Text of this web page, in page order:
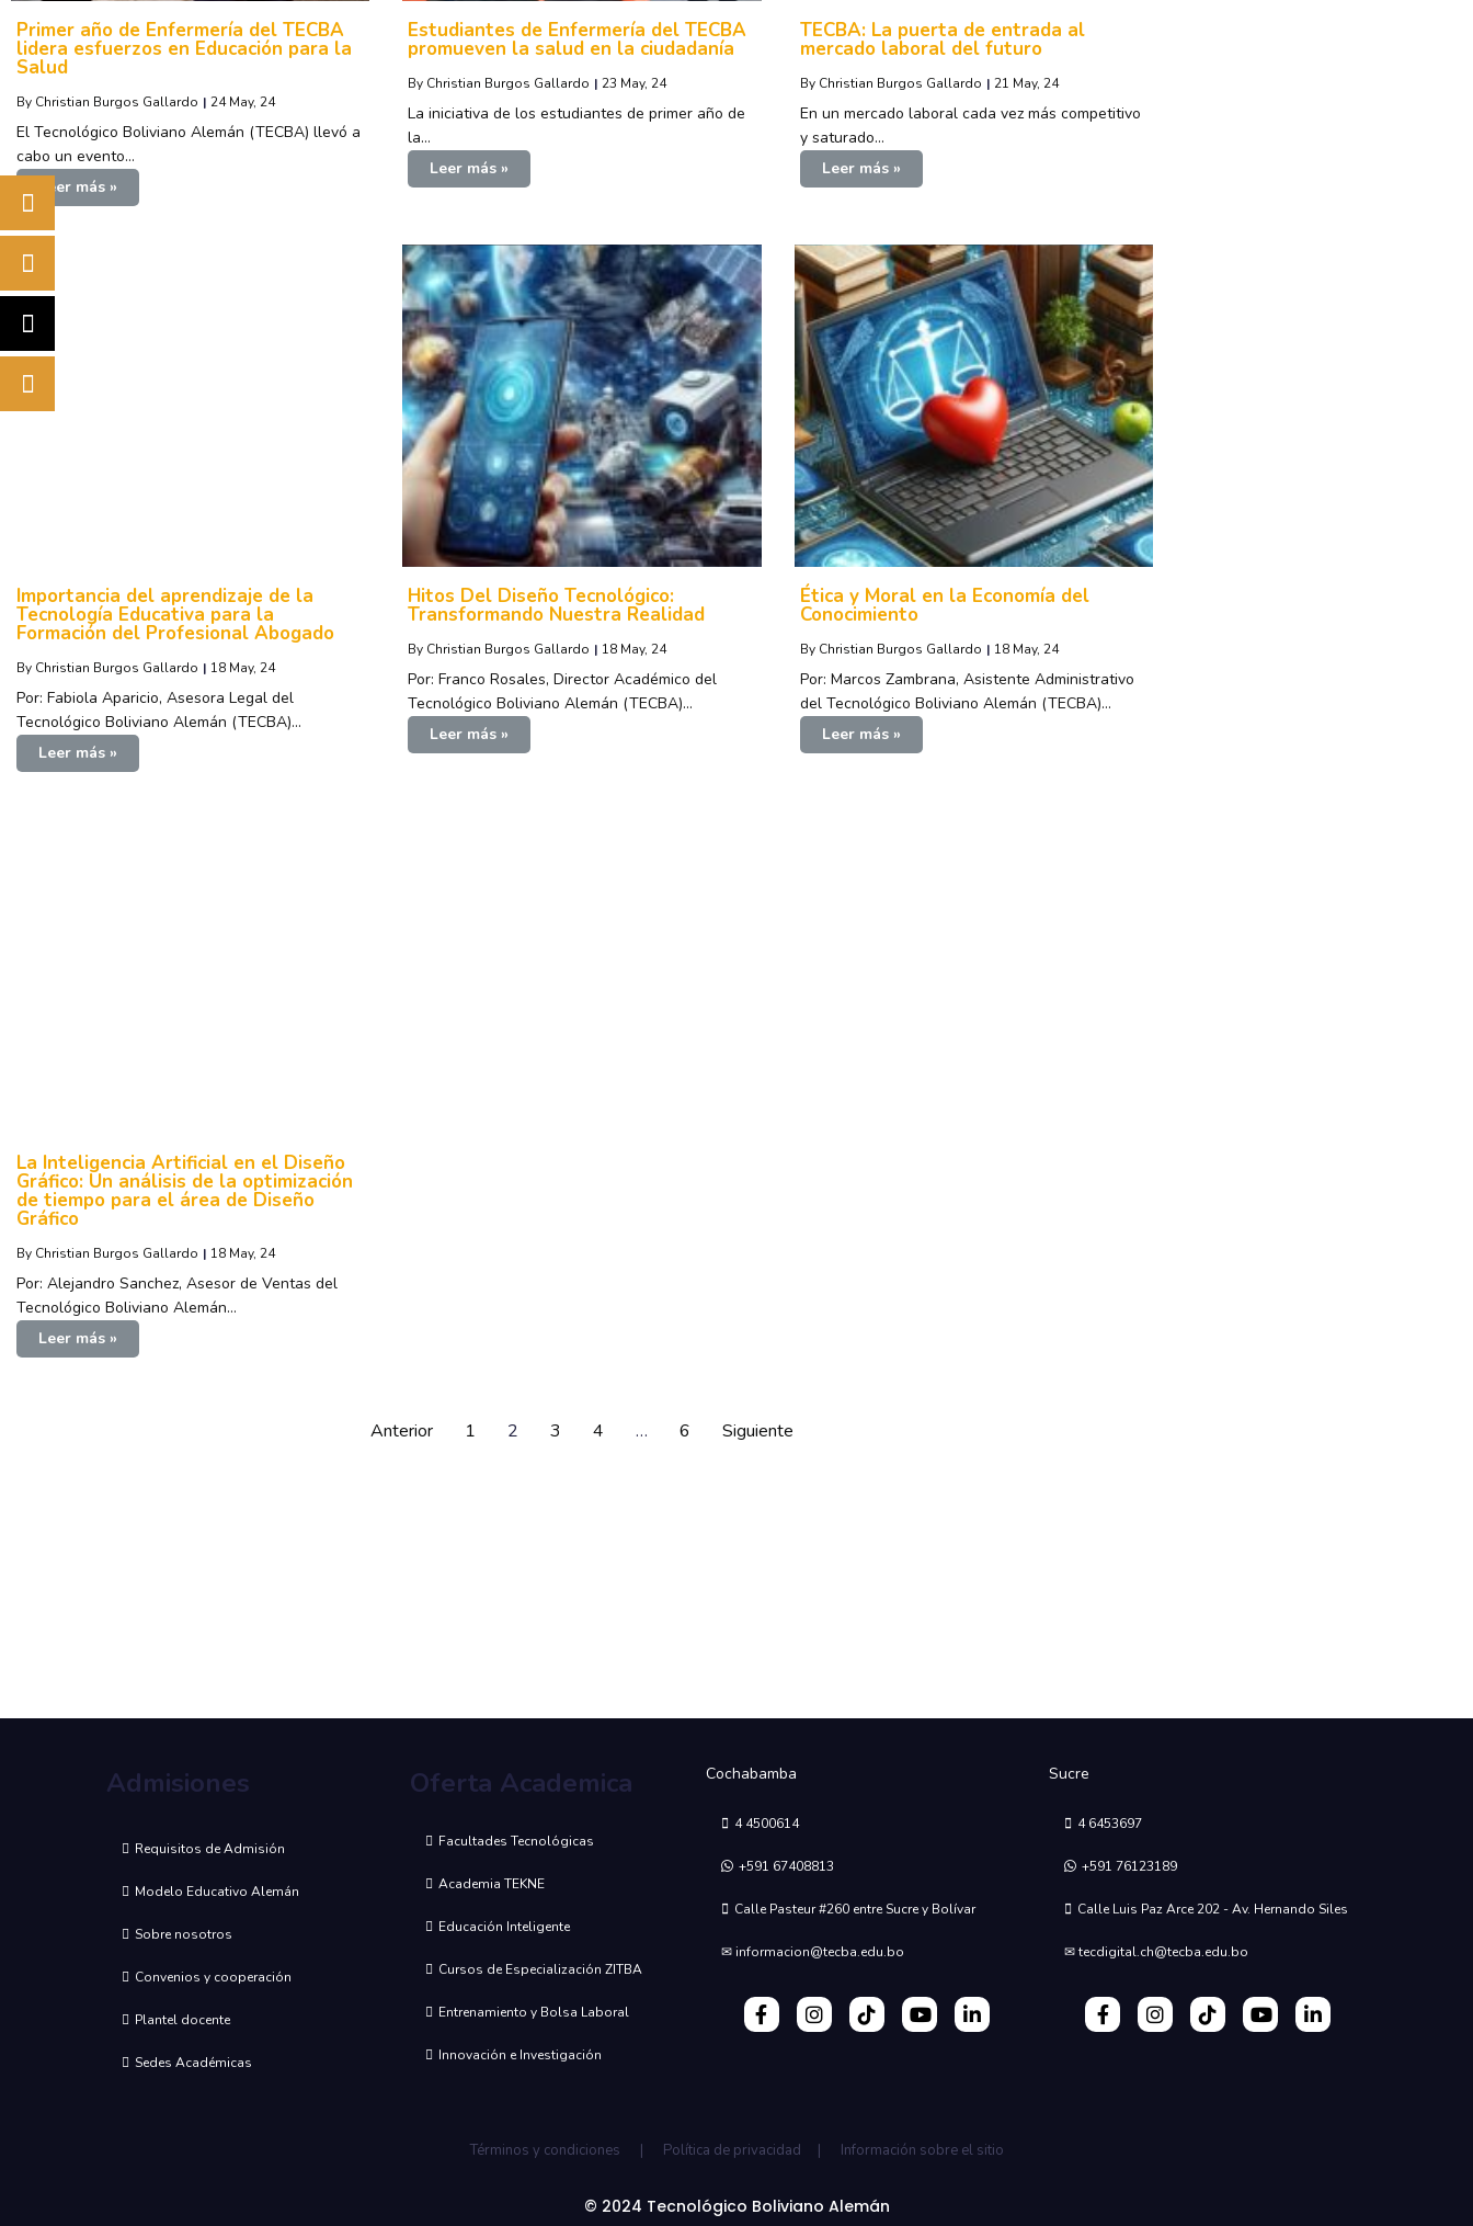
Primer año de Enfermería del TECBA
lidera esfuerzos en Educación para la
Salud
By Christian Burgos Gallardo | 24 May, 24
El Tecnológico Boliviano Alemán (TECBA) llevó a
cabo un evento…
Leer más »
Estudiantes de Enfermería del TECBA
promueven la salud en la ciudadanía
By Christian Burgos Gallardo | 23 May, 24
La iniciativa de los estudiantes de primer año de
la…
Leer más »
TECBA: La puerta de entrada al
mercado laboral del futuro
By Christian Burgos Gallardo | 21 May, 24
En un mercado laboral cada vez más competitivo
y saturado…
Leer más »
Importancia del aprendizaje de la
Tecnología Educativa para la
Formación del Profesional Abogado
By Christian Burgos Gallardo | 18 May, 24
Por: Fabiola Aparicio, Asesora Legal del
Tecnológico Boliviano Alemán (TECBA)…
Leer más »
Hitos Del Diseño Tecnológico:
Transformando Nuestra Realidad
By Christian Burgos Gallardo | 18 May, 24
Por: Franco Rosales, Director Académico del
Tecnológico Boliviano Alemán (TECBA)…
Leer más »
Ética y Moral en la Economía del
Conocimiento
By Christian Burgos Gallardo | 18 May, 24
Por: Marcos Zambrana, Asistente Administrativo
del Tecnológico Boliviano Alemán (TECBA)…
Leer más »
La Inteligencia Artificial en el Diseño
Gráfico: Un análisis de la optimización
de tiempo para el área de Diseño
Gráfico
By Christian Burgos Gallardo | 18 May, 24
Por: Alejandro Sanchez, Asesor de Ventas del
Tecnológico Boliviano Alemán…
Leer más »
Anterior 1 2 3 4 … 6 Siguiente
Admisiones
Requisitos de Admisión
Modelo Educativo Alemán
Sobre nosotros
Convenios y cooperación
Plantel docente
Sedes Académicas
Oferta Academica
Facultades Tecnológicas
Academia TEKNE
Educación Inteligente
Cursos de Especialización ZITBA
Entrenamiento y Bolsa Laboral
Innovación e Investigación
Cochabamba
4 4500614
+591 67408813
Calle Pasteur #260 entre Sucre y Bolívar
✉ informacion@tecba.edu.bo
Sucre
4 6453697
+591 76123189
Calle Luis Paz Arce 202 - Av. Hernando Siles
✉ tecdigital.ch@tecba.edu.bo
Términos y condiciones | Política de privacidad | Información sobre el sitio
© 2024 Tecnológico Boliviano Alemán